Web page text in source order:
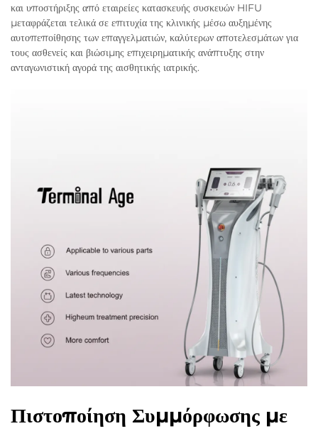
και υποστήριξης από εταιρείες κατασκευής συσκευών HIFU
μεταφράζεται τελικά σε επιτυχία της κλινικής μέσω αυξημένης
αυτοπεποίθησης των επαγγελματιών, καλύτερων αποτελεσμάτων για
τους ασθενείς και βιώσιμης επιχειρηματικής ανάπτυξης στην
ανταγωνιστική αγορά της αισθητικής ιατρικής.
Πιστοποίηση Συμμόρφωσης με